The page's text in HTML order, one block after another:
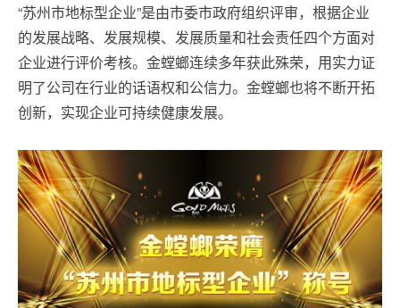
“苏州市地标型企业”是由市委市政府组织评审，根据企业
的发展战略、发展规模、发展质量和社会责任四个方面对
企业进行评价考核。金螳螂连续多年获此殊荣，用实力证
明了公司在行业的话语权和公信力。金螳螂也将不断开拓
创新，实现企业可持续健康发展。